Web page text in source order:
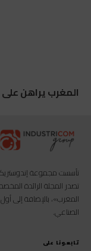
المغرب يراهن على
تصدر المجلة الرائدة
المغرب»، بالإضافة إلى
الصناعي.
تابعونا على